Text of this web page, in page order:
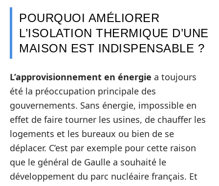
POURQUOI AMÉLIORER
L’ISOLATION THERMIQUE D’UNE
MAISON EST INDISPENSABLE ?
L’approvisionnement en énergie a toujours
été la préoccupation principale des
gouvernements. Sans énergie, impossible en
effet de faire tourner les usines, de chauffer les
logements et les bureaux ou bien de se
déplacer. C’est par exemple pour cette raison
que le général de Gaulle a souhaité le
développement du parc nucléaire français. Et